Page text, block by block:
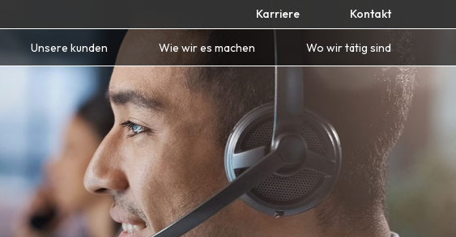
Karriere Kontakt
Unsere kunden Wie wir es machen Wo wir tätig sind